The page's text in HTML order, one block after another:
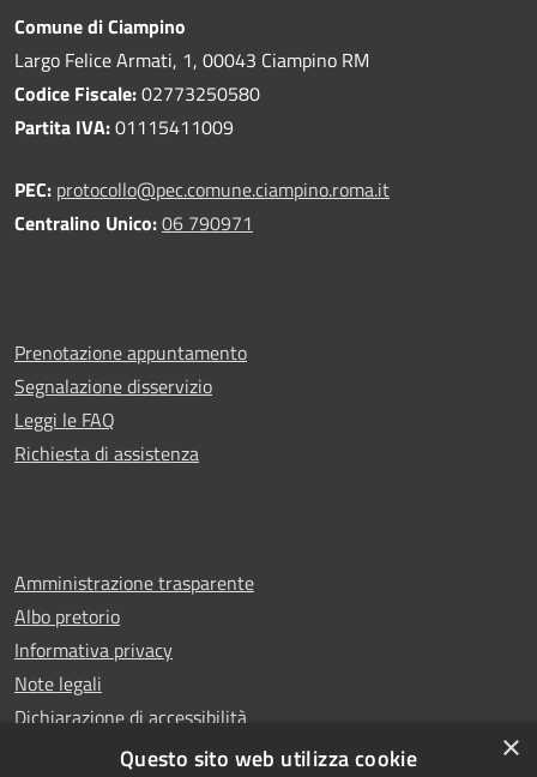
Comune di Ciampino
Largo Felice Armati, 1, 00043 Ciampino RM
Codice Fiscale:02773250580
Partita IVA:01115411009
PEC: protocollo@pec.comune.ciampino.roma.it
Centralino Unico:06 790971
Prenotazione appuntamento
Segnalazione disservizio
Leggi le FAQ
Richiesta di assistenza
Amministrazione trasparente
Albo pretorio
Informativa privacy
Note legali
Dichiarazione di accessibilità
Whistleblowing
×
Questo sito web utilizza cookie